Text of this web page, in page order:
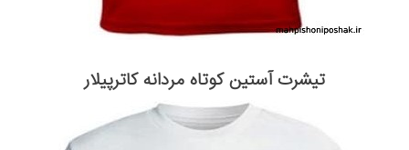
تیشرت آستین کوتاه مردانه کاترپیلار